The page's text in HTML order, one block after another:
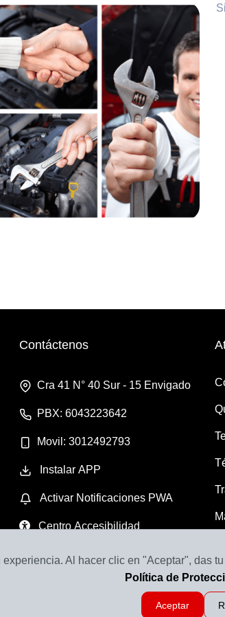
Al hacer clic en "Aceptar", das
Política de
Aceptar
Contáctenos
Cra 41 N° 40 Sur - 15 Envigado
PBX: 6043223642
Movil: 3012492793
Instalar APP
Activar Notificaciones PWA
Centro Accesibilidad
Llantas y Baterías